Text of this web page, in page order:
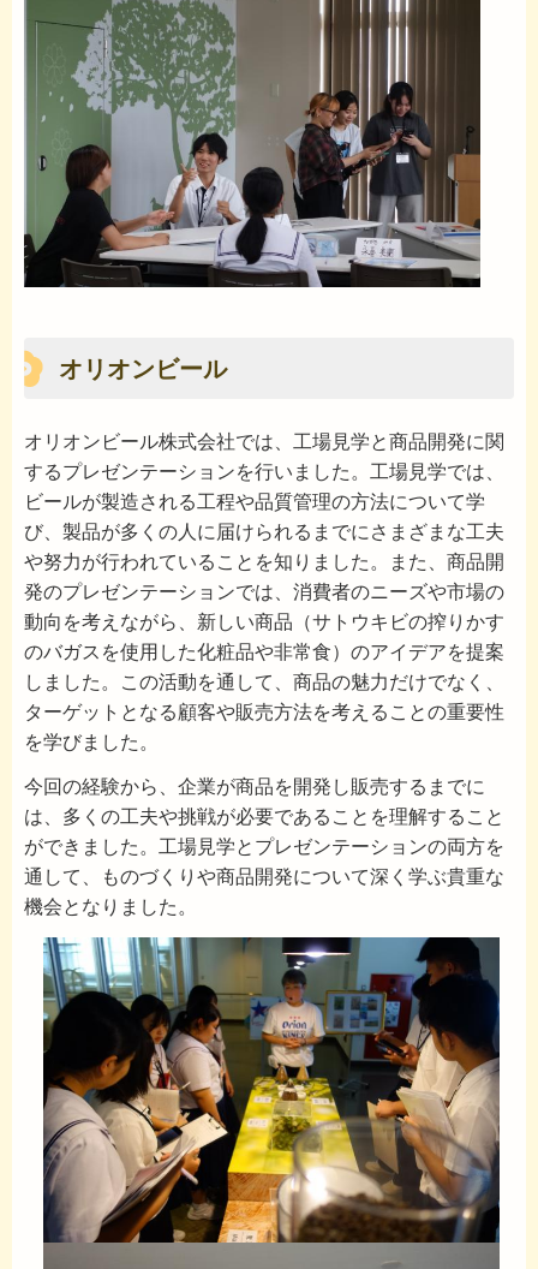
オリオンビール
オリオンビール株式会社では、工場見学と商品開発に関
するプレゼンテーションを行いました。工場見学では、
ビールが製造される工程や品質管理の方法について学
び、製品が多くの人に届けられるまでにさまざまな工夫
や努力が行われていることを知りました。また、商品開
発のプレゼンテーションでは、消費者のニーズや市場の
動向を考えながら、新しい商品（サトウキビの搾りかす
のバガスを使用した化粧品や非常食）のアイデアを提案
しました。この活動を通して、商品の魅力だけでなく、
ターゲットとなる顧客や販売方法を考えることの重要性
を学びました。
今回の経験から、企業が商品を開発し販売するまでに
は、多くの工夫や挑戦が必要であることを理解すること
ができました。工場見学とプレゼンテーションの両方を
通して、ものづくりや商品開発について深く学ぶ貴重な
機会となりました。